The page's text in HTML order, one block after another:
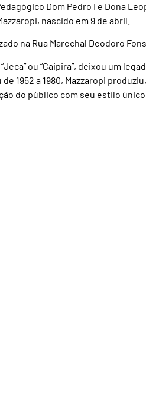
Dom Pedro I e Dona
nascido em 9 de abril.
na Rua Marechal Deodoro
ou “Caipira”, deixou um
1952 a 1980, Mazzaropi
do público com seu estilo